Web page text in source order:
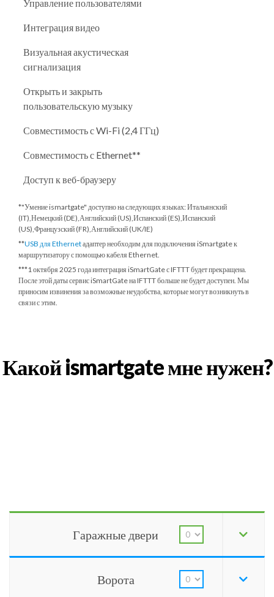
Управление пользователями
Интеграция видео
Визуальная акустическая
сигнализация
Открыть и закрыть
пользовательскую музыку
Совместимость с Wi-Fi (2,4 ГГц)
Совместимость с Ethernet**
Доступ к веб-браузеру
*"Умение ismartgate" доступно на следующих языках: Итальянский
(IT),Немецкий (DE),Английский (US),Испанский (ES),Испанский
(US),Французский (FR),Английский (UK/IE)
**USB для Ethernetадаптер необходим для подключения iSmartgate к
маршрутизатору с помощью кабеля Ethernet.
***1 октября 2025 годаинтеграция iSmartGate с IFTTT будет прекращена.
После этой даты сервис iSmartGate на IFTTT больше не будет доступен. Мы
приносим извинения за возможные неудобства, которые могут возникнуть в
связи с этим.
Какой ismartgate мне нужен?
Гаражные двери
Ворота